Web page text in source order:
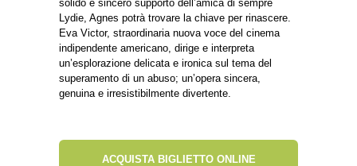
solido e sincero supporto dell’amica di sempre
Lydie, Agnes potrà trovare la chiave per rinascere.
Eva Victor, straordinaria nuova voce del cinema
indipendente americano, dirige e interpreta
un’esplorazione delicata e ironica sul tema del
superamento di un abuso; un’opera sincera,
genuina e irresistibilmente divertente.
ACQUISTA BIGLIETTO ONLINE